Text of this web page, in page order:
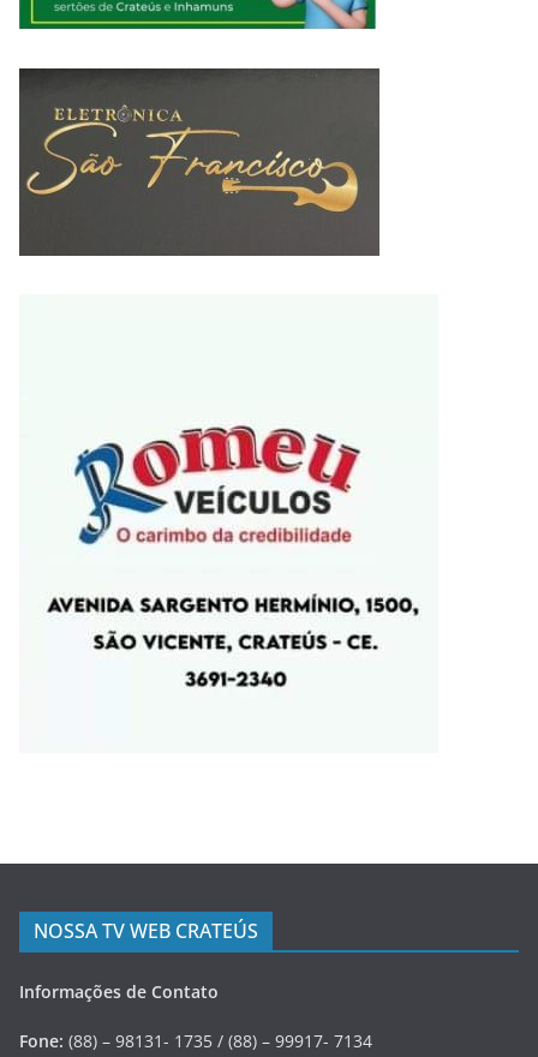
NOSSA TV WEB CRATEÚS
Informações de Contato
Fone: (88) – 98131- 1735 / (88) – 99917- 7134